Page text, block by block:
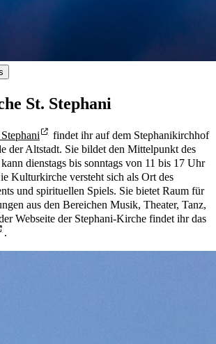
St. Stephani
findet ihr auf dem Stephanikirchhof
der Altstadt. Sie bildet den Mittelpunkt des
dienstags bis sonntags von 11 bis 17 Uhr
Kulturkirche versteht sich als Ort des
und spirituellen Spiels. Sie bietet Raum für
aus den Bereichen Musik, Theater, Tanz,
Webseite der Stephani-Kirche findet ihr das
.